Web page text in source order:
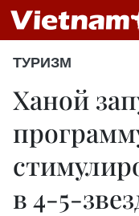
ТУРИЗМ
Ханой
в 4-5-